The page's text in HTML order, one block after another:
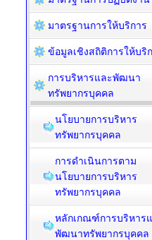
มาตรฐานการให้บริการ
ข้อมูลเชิงสถิติการให้บริ
การบริหารและพัฒนา
ทรัพยากรบุคคล
นโยบายการบริหาร
ทรัพยากรบุคคล
การดำเนินการตาม
นโยบายการบริหาร
ทรัพยากรบุคคล
หลักเกณฑ์การบริหาร
พัฒนาทรัพยากรบุคคล